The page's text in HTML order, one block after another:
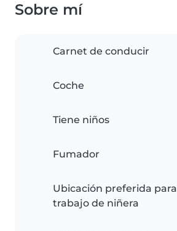
Sobre mí
Carnet de conducir
Coche
Tiene niños
Fumador
Ubicación preferida para
trabajo de niñera